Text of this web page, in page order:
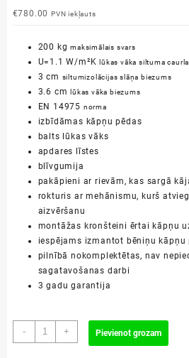
€780.00 PVN iekļauts
200 kgmaksimālais svars
U=1.1 W/m²K lūkas vāka siltuma
3 cm siltumizolācijas slāņa biezums
3.6 cm lūkas vāka biezums
EN 14975 norma
izbīdāmas kāpņu pēdas
balts lūkas vāks
apdares līstes
blīvgumija
pakāpieni ar rievām, kas sargā
rokturis ar mehānismu, kurš
aizvēršanu
montāžas kronšteini ērtai kāpņu
iespējams izmantot bēniņu kāpņu
pilnībā nokomplektētas, nav
sagatavošanas darbi
3 gadu garantija
-
70x140/280
LML
+ Pievienot grozam